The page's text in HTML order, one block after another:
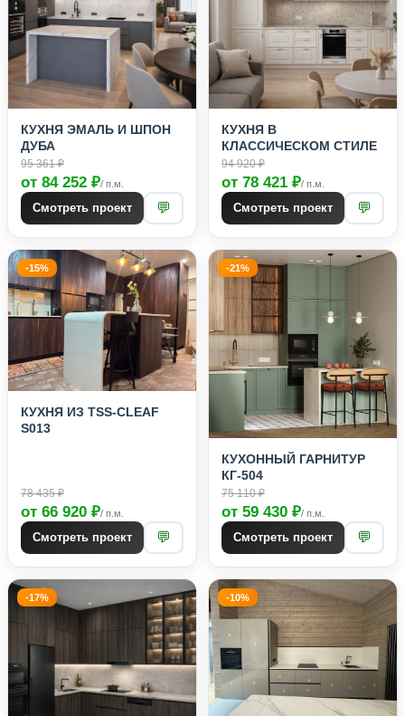
КУХНЯ ЭМАЛЬ И ШПОН
ДУБА
95 361 ₽
от 84 252 ₽/ п.м.
Смотреть проект 💬
КУХНЯ В
КЛАССИЧЕСКОМ СТИЛЕ
94 920 ₽
от 78 421 ₽/ п.м.
Смотреть проект 💬
-15%
КУХНЯ ИЗ TSS-CLEAF
S013
78 435 ₽
от 66 920 ₽/ п.м.
Смотреть проект 💬
-21%
КУХОННЫЙ ГАРНИТУР
КГ-504
75 110 ₽
от 59 430 ₽/ п.м.
Смотреть проект 💬
-17% -10%